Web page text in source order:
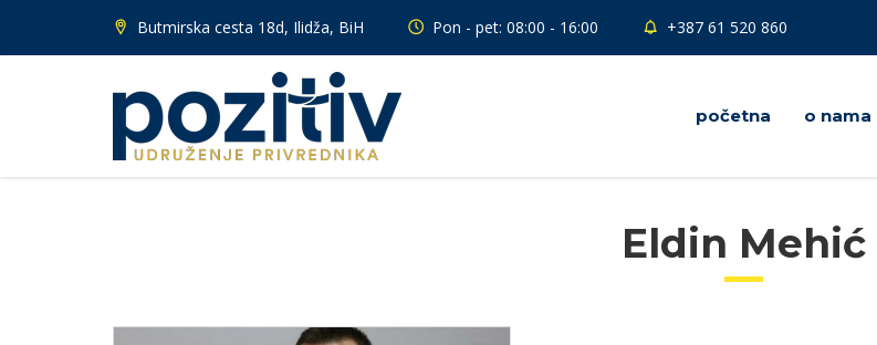
Butmirska cesta 18d, Ilidža, BiH Pon - pet: 08:00 - 16:00 +387 61 520 860
početna o nama
Eldin Mehić